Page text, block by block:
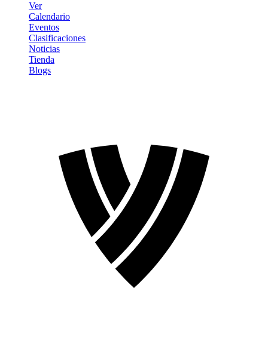
Ver
Calendario
Eventos
Clasificaciones
Noticias
Tienda
Blogs